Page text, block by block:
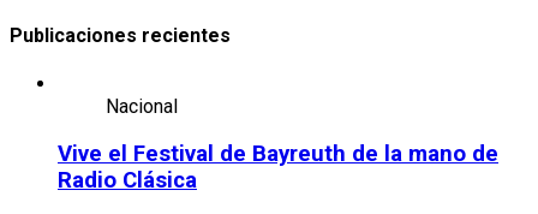
Publicaciones recientes
Nacional
Vive el Festival de Bayreuth de la mano de
Radio Clásica